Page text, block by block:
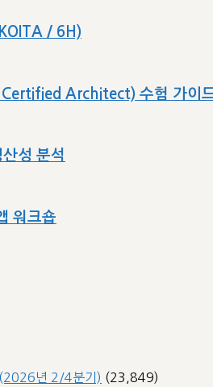
/ 6H)
Architect) 수험 가이
성 분석
워크숍
년 2/4분기) (23,849)